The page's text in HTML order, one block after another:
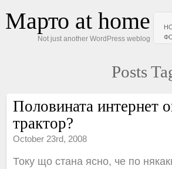
Марто at home
Not just another WordPress weblog
Posts
Половината интернет
трактор?
October 23rd, 2008
Току що стана ясно, че по